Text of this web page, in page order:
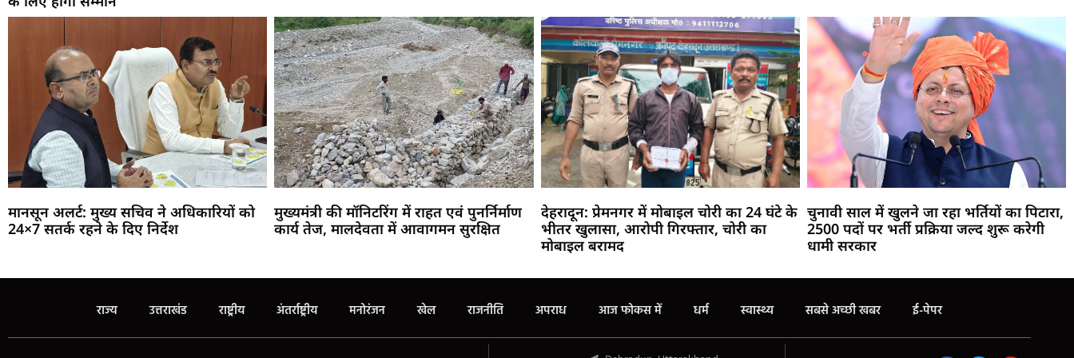
मानसून अलर्ट: मुख्य सचिव ने अधिकारियों को
24×7 सतर्क रहने के दिए निर्देश
मुख्यमंत्री की मॉनिटरिंग में राहत एवं पुनर्निर्माण
कार्य तेज, मालदेवता में आवागमन सुरक्षित
देहरादून: प्रेमनगर में मोबाइल चोरी का 24 घंटे के
भीतर खुलासा, आरोपी गिरफ्तार, चोरी का
मोबाइल बरामद
चुनावी साल में खुलने जा रहा भर्तियों का पिटारा,
2500 पदों पर भर्ती प्रक्रिया जल्द शुरू करेगी
धामी सरकार
राज्य उत्तराखंड राष्ट्रीय अंतर्राष्ट्रीय मनोरंजन खेल राजनीति अपराध आज फोकस में धर्म स्वास्थ्य सबसे अच्छी खबर ई-पेपर